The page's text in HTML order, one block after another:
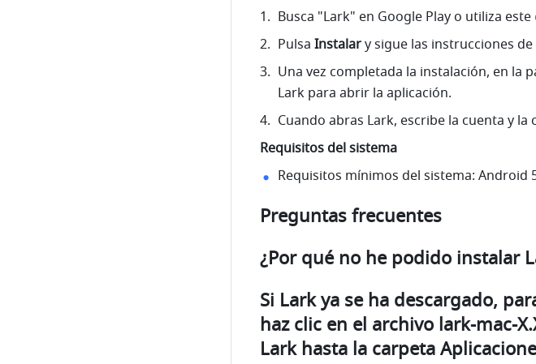
Busca "Lark" en Google Play o utiliza este
Pulsa Instalar y sigue las instrucciones
Una vez completada la instalación, en la
Lark para abrir la aplicación.
Cuando abras Lark, escribe la cuenta y
Requisitos del sistema
Requisitos mínimos del sistema: Android
Preguntas frecuentes
¿Por qué no he podido instalar
Si Lark ya se ha descargado,
haz clic en el archivo lark-mac-
Lark hasta la carpeta